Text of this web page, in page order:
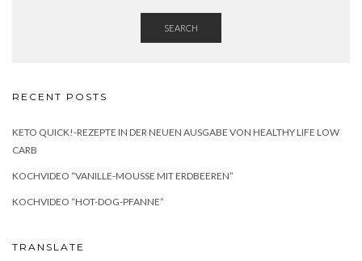
SEARCH
RECENT POSTS
KETO QUICK!-REZEPTE IN DER NEUEN AUSGABE VON HEALTHY LIFE LOW
CARB
KOCHVIDEO “VANILLE-MOUSSE MIT ERDBEEREN”
KOCHVIDEO “HOT-DOG-PFANNE”
TRANSLATE